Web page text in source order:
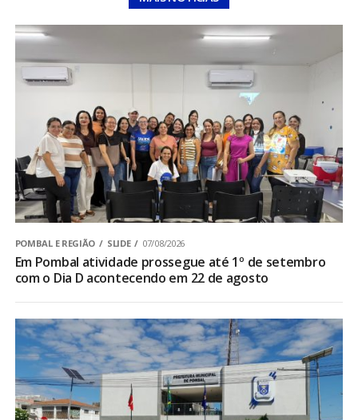
POMBAL E REGIÃO SLIDE 07/08/2026
Em Pombal atividade prossegue até 1º de setembro
com o Dia D acontecendo em 22 de agosto